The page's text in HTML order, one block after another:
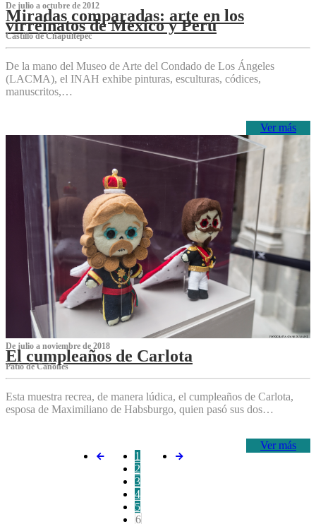
De julio a octubre de 2012
Miradas comparadas: arte en los
virreinatos de México y Perú
Castillo de Chapultepec
De la mano del Museo de Arte del Condado de Los Ángeles
(LACMA), el INAH exhibe pinturas, esculturas, códices,
manuscritos,…
Ver más
De julio a noviembre de 2018
El cumpleaños de Carlota
Patio de Cañones
Esta muestra recrea, de manera lúdica, el cumpleaños de Carlota,
esposa de Maximiliano de Habsburgo, quien pasó sus dos…
Ver más
1
2
3
4
5
6